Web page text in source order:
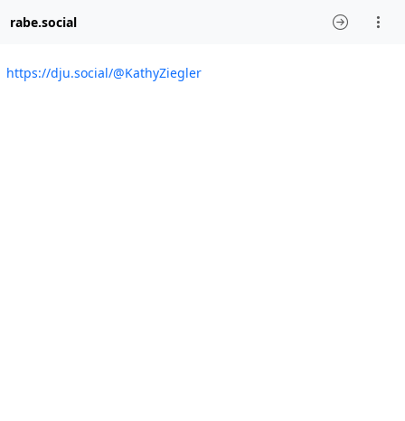
rabe.social
https://dju.social/@KathyZiegler